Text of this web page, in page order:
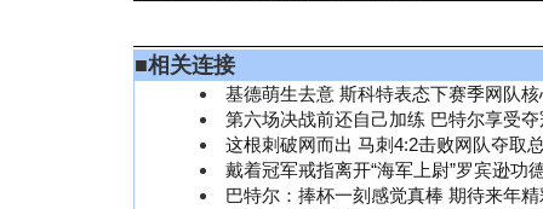
■相关连接
基德萌生去意 斯科特表态下赛季网队
第六场决战前还自己加练 巴特尔享受
这根刺破网而出 马刺4:2击败网队夺取
戴着冠军戒指离开“海军上尉”罗宾逊功
巴特尔：捧杯一刻感觉真棒 期待来年